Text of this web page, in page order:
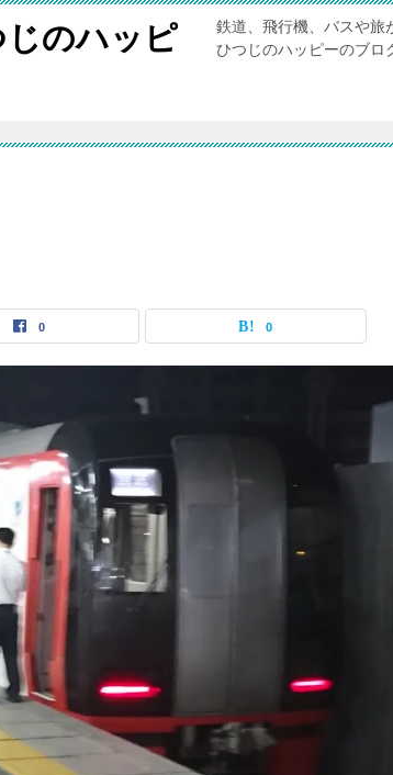
じのハッピ
鉄道、飛行機、バスや旅
ひつじのハッピーのブロ
0 0